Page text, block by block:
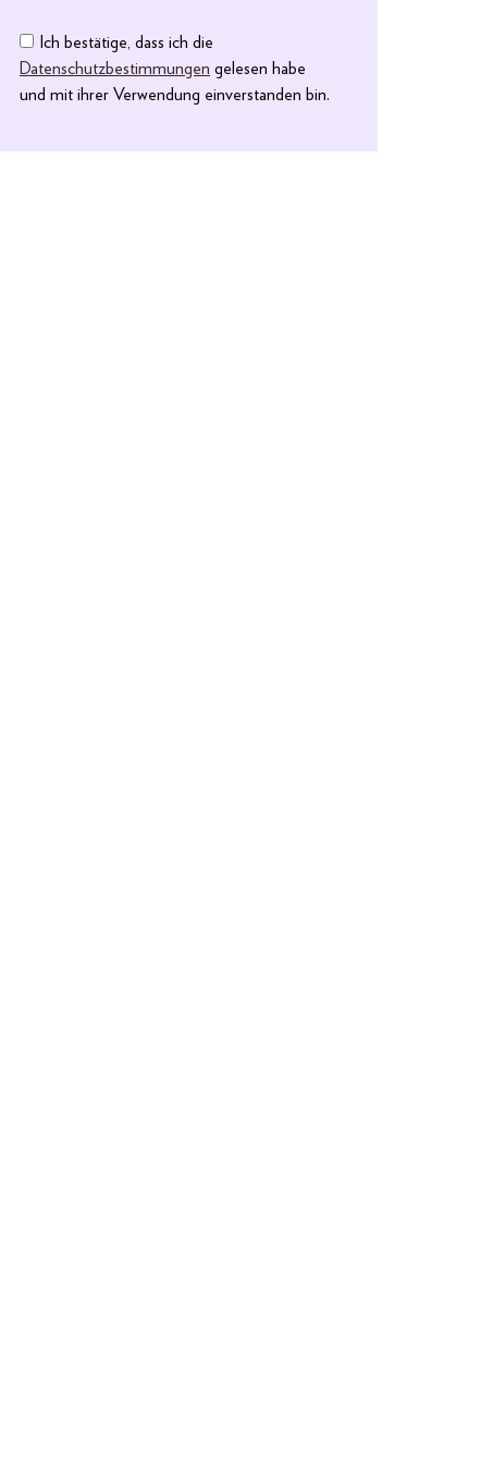
Ich bestätige, dass ich die
Datenschutzbestimmungen gelesen habe
und mit ihrer Verwendung einverstanden bin.